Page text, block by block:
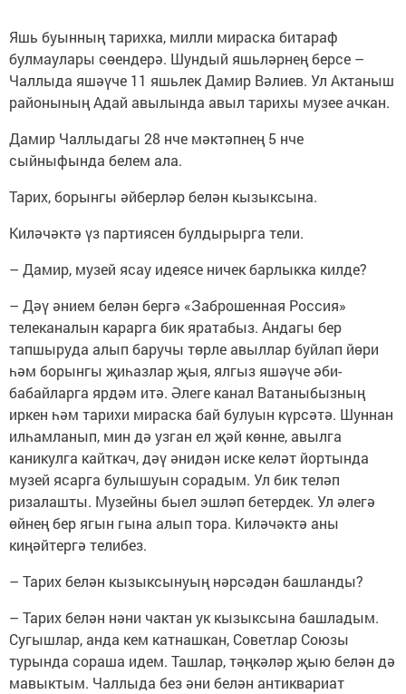
Яшь буынның тарихка, милли мираска битараф
булмаулары сөендерә. Шундый яшьләрнең берсе –
Чаллыда яшәүче 11 яшьлек Дамир Вәлиев. Ул Актаныш
районының Адай авылында авыл тарихы музее ачкан.
Дамир Чаллыдагы 28 нче мәктәпнең 5 нче
сыйныфында белем ала.
Тарих, борынгы әйберләр белән кызыксына.
Киләчәктә үз партиясен булдырырга тели.
– Дамир, музей ясау идеясе ничек барлыкка килде?
– Дәү әнием белән бергә «Заброшенная Россия»
телеканалын карарга бик яратабыз. Андагы бер
тапшыруда алып баручы төрле авыллар буйлап йөри
һәм борынгы җиһазлар җыя, ялгыз яшәүче әби-
бабайларга ярдәм итә. Әлеге канал Ватаныбызның
иркен һәм тарихи мираска бай булуын күрсәтә. Шуннан
илһамланып, мин дә узган ел җәй көнне, авылга
каникулга кайткач, дәү әнидән иске келәт йортында
музей ясарга булышуын сорадым. Ул бик теләп
ризалашты. Музейны быел эшләп бетердек. Ул әлегә
өйнең бер ягын гына алып тора. Киләчәктә аны
киңәйтергә телибез.
– Тарих белән кызыксынуың нәрсәдән башланды?
– Тарих белән нәни чактан ук кызыксына башладым.
Сугышлар, анда кем катнашкан, Советлар Союзы
турында сораша идем. Ташлар, тәңкәләр җыю белән дә
мавыктым. Чаллыда без әни белән антиквариат